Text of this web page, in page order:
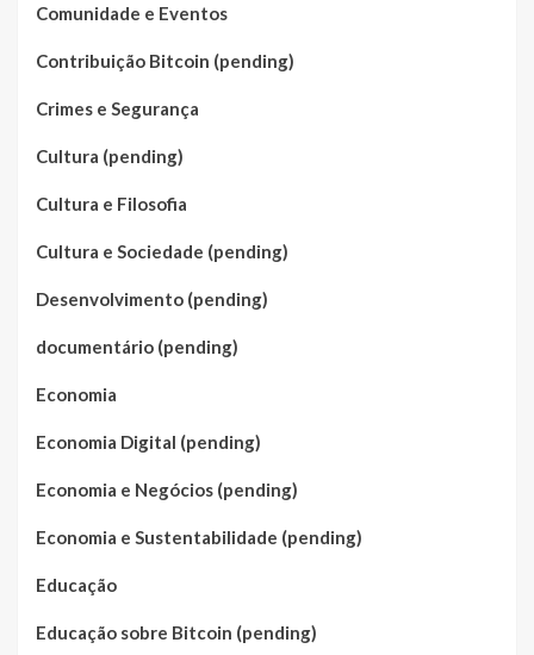
Comunidade e Eventos
Contribuição Bitcoin (pending)
Crimes e Segurança
Cultura (pending)
Cultura e Filosofia
Cultura e Sociedade (pending)
Desenvolvimento (pending)
documentário (pending)
Economia
Economia Digital (pending)
Economia e Negócios (pending)
Economia e Sustentabilidade (pending)
Educação
Educação sobre Bitcoin (pending)